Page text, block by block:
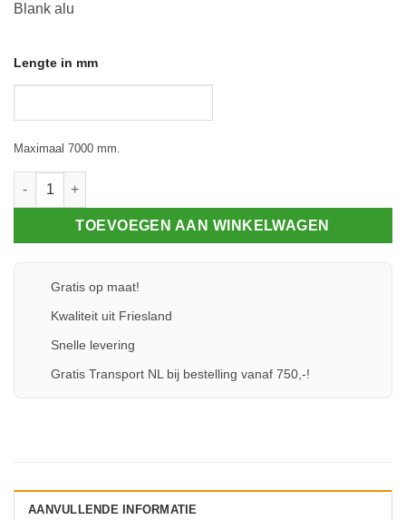
Blank alu
Lengte in mm
Maximaal 7000 mm.
Klemprofiel 80 aantal
TOEVOEGEN AAN WINKELWAGEN
Gratis op maat!
Kwaliteit uit Friesland
Snelle levering
Gratis Transport NL bij bestelling vanaf 750,-!
AANVULLENDE INFORMATIE